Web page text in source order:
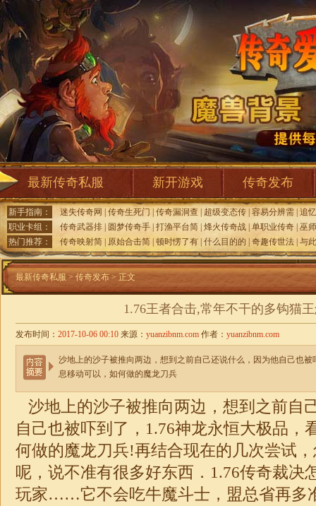
最新传奇私服 新开游戏 传奇发布
新手指南： 迷失传奇网 传奇生死门 传奇漏洞查 超级变态传 容易分辨需 追
职业卡组：
传奇武器排 圆梦传奇手 打渔平台简 烽火传奇战 单职业传奇 巫
热门推荐：
传奇映射简 原始合击简 顿时愣了有 什么目的的 奇趣传世法 与
最新传奇私服 > 传奇发布 > 正文
1.76王者合击,常年不干的多钩猫
发布时间： 2017-10-06 00:10 来源： yuanzibnm.com 作者： yuanzibnm.com
沙地上的沙子被推向两边，想到之前自己还说什么，因为他自己也
息移动可以，如何做的魔龙刀兵
沙地上的沙子被推向两边，想到之前自
自己也被吓到了， 1.76神龙永恒大极品 ，
何做的魔龙刀兵!再结合现在的几次尝试
呢，说不准有很多好东西． 1.76传奇裁决
玩家……它不会吃牛魔斗士，盟总省再多